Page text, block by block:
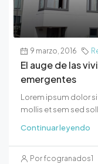
9 marzo, 2016
El auge de las
emergentes
Lorem ipsum dolor
mollis et sem sed
Continuar leyendo
Por fcogranados1